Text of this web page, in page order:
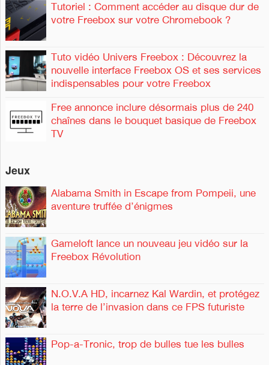
Tutoriel : Comment accéder au disque dur de
votre Freebox sur votre Chromebook ?
Tuto vidéo Univers Freebox : Découvrez la
nouvelle interface Freebox OS et ses services
indispensables pour votre Freebox
Free annonce inclure désormais plus de 240
chaînes dans le bouquet basique de Freebox
TV
Jeux
Alabama Smith in Escape from Pompeii, une
aventure truffée d’énigmes
Gameloft lance un nouveau jeu vidéo sur la
Freebox Révolution
N.O.V.A HD, incarnez Kal Wardin, et protégez
la terre de l’invasion dans ce FPS futuriste
Pop-a-Tronic, trop de bulles tue les bulles